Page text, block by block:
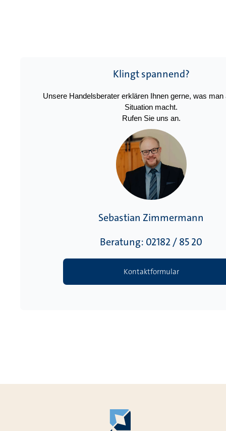
Klingt spannend?
Unsere Handelsberater erklären Ihnen gerne, was man
Situation macht.
Rufen Sie uns an.
Sebastian Zimmermann
Beratung: 02182 / 85 20
Kontaktformular